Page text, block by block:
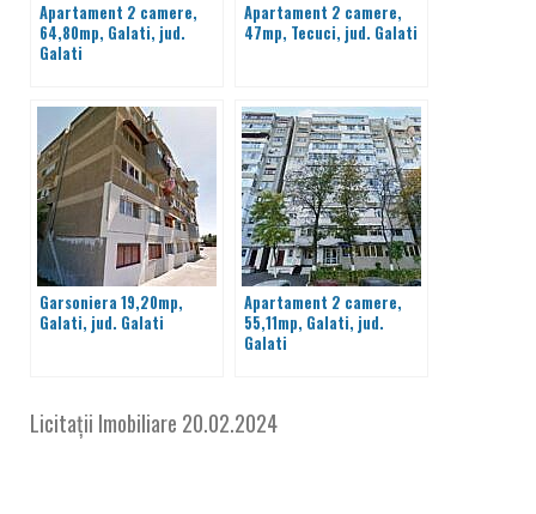
Apartament 2 camere,
64,80mp, Galati, jud.
Galati
Apartament 2 camere,
47mp, Tecuci, jud. Galati
Garsoniera 19,20mp,
Galati, jud. Galati
Apartament 2 camere,
55,11mp, Galati, jud.
Galati
Licitații Imobiliare 20.02.2024